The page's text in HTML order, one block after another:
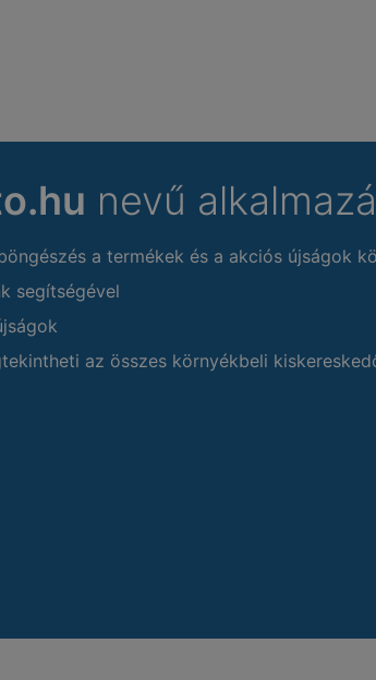
nevű
a termékek és a akciós újságok
segítségével
az összes környékbeli